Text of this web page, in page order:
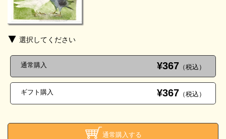
選択してください
通常購入 ¥367 （税込）
ギフト購入 ¥367 （税込）
通常購入する